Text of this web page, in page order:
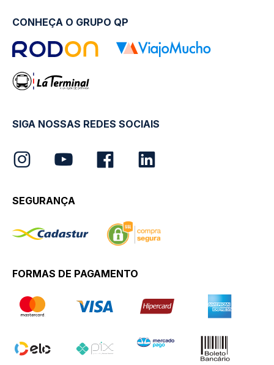
CONHEÇA O GRUPO QP
SIGA NOSSAS REDES SOCIAIS
SEGURANÇA
FORMAS DE PAGAMENTO